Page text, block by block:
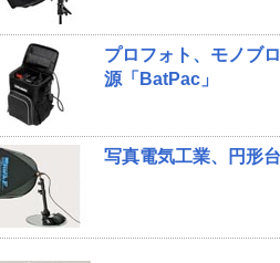
プロフォト、モノブ
源「BatPac」
写真電気工業、円形